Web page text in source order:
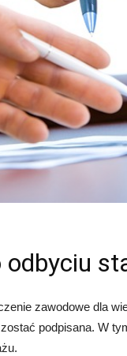
zawodowe dla
podpisana. W